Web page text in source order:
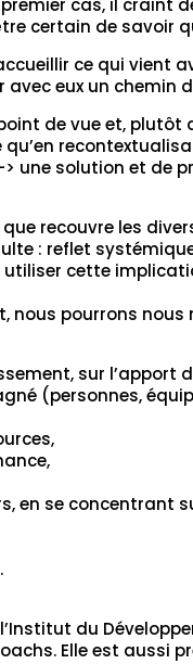
cas, il craint
certain de savoir
ce qui vient
eux un chemin
de vue et, plutôt
une solution et de
que recouvre les
: reflet
cette
nous pourrons
sur l’apport
(personnes,
en se concentrant
du
Elle est aussi